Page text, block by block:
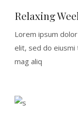
Relaxing
Lorem ipsum
elit, sed do
mag aliq